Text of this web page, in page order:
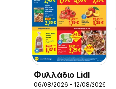
Φυλλάδιο Lidl
06/08/2026 - 12/08/2026